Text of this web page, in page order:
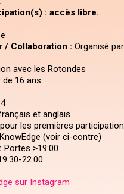
: accès libre.
/ Collaboration : Organisé
avec les Rotondes
de 16 ans
et anglais
les premières
(voir ci-contre)
Portes >19:00
22:00
sur Instagram